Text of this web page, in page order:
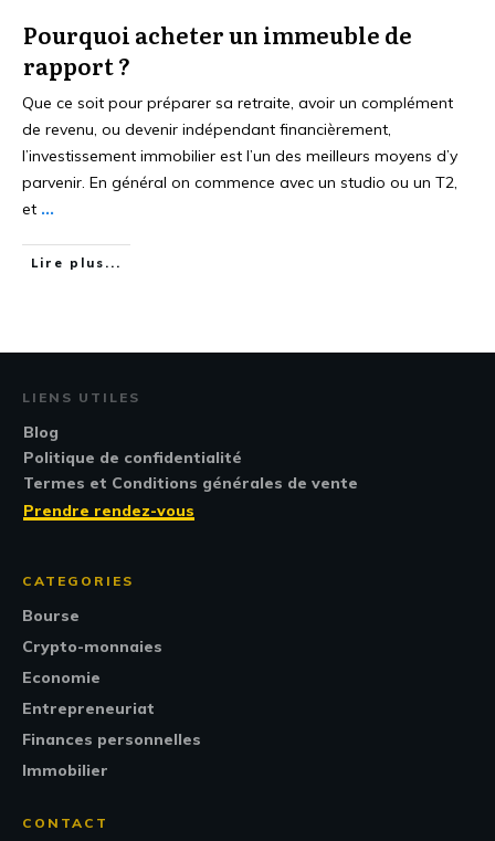
Pourquoi acheter un immeuble de
rapport ?
Que ce soit pour préparer sa retraite, avoir un complément
de revenu, ou devenir indépendant financièrement,
l’investissement immobilier est l’un des meilleurs moyens d’y
parvenir. En général on commence avec un studio ou un T2,
et ...
Lire plus...
LIENS UTILES
Blog
Politique de confidentialité
Termes et Conditions générales de vente
Prendre rendez-vous
CATEGORIES
Bourse
Crypto-monnaies
Economie
Entrepreneuriat
Finances personnelles
Immobilier
CONTACT